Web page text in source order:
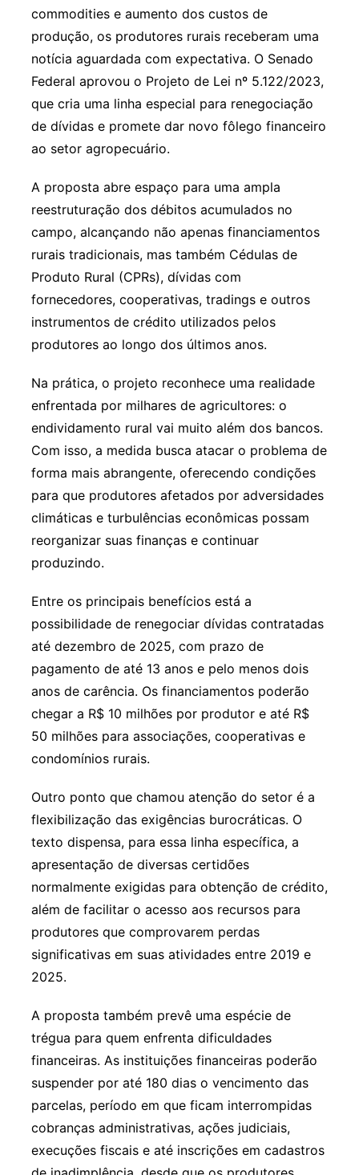
commodities e aumento dos custos de
produção, os produtores rurais receberam uma
notícia aguardada com expectativa. O Senado
Federal aprovou o Projeto de Lei nº 5.122/2023,
que cria uma linha especial para renegociação
de dívidas e promete dar novo fôlego financeiro
ao setor agropecuário.
A proposta abre espaço para uma ampla
reestruturação dos débitos acumulados no
campo, alcançando não apenas financiamentos
rurais tradicionais, mas também Cédulas de
Produto Rural (CPRs), dívidas com
fornecedores, cooperativas, tradings e outros
instrumentos de crédito utilizados pelos
produtores ao longo dos últimos anos.
Na prática, o projeto reconhece uma realidade
enfrentada por milhares de agricultores: o
endividamento rural vai muito além dos bancos.
Com isso, a medida busca atacar o problema de
forma mais abrangente, oferecendo condições
para que produtores afetados por adversidades
climáticas e turbulências econômicas possam
reorganizar suas finanças e continuar
produzindo.
Entre os principais benefícios está a
possibilidade de renegociar dívidas contratadas
até dezembro de 2025, com prazo de
pagamento de até 13 anos e pelo menos dois
anos de carência. Os financiamentos poderão
chegar a R$ 10 milhões por produtor e até R$
50 milhões para associações, cooperativas e
condomínios rurais.
Outro ponto que chamou atenção do setor é a
flexibilização das exigências burocráticas. O
texto dispensa, para essa linha específica, a
apresentação de diversas certidões
normalmente exigidas para obtenção de crédito,
além de facilitar o acesso aos recursos para
produtores que comprovarem perdas
significativas em suas atividades entre 2019 e
2025.
A proposta também prevê uma espécie de
trégua para quem enfrenta dificuldades
financeiras. As instituições financeiras poderão
suspender por até 180 dias o vencimento das
parcelas, período em que ficam interrompidas
cobranças administrativas, ações judiciais,
execuções fiscais e até inscrições em cadastros